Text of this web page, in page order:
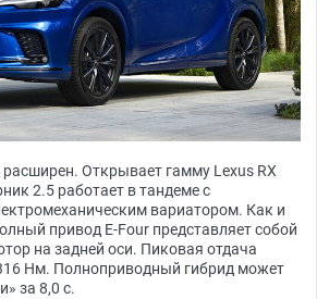
Открывает гамму Lexus RX
2.5 работает в тандеме с
вариатором. Как и
привод E-Four представляет собой
на задней оси. Пиковая отдача
Нм. Полноприводный гибрид может
за 8,0 с.